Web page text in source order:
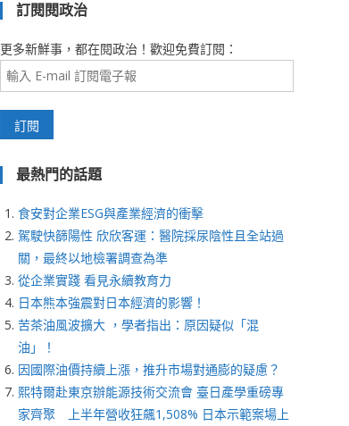
訂閱閱政治
更多新鮮事，都在閱政治！歡迎免費訂閱：
最熱門的話題
食安對企業ESG與產業經濟的衝擊
駕駛快篩陽性 欣欣客運：醫院採尿陰性且全站過
關，最終以地檢署調查為準
從企業實踐 看見永續教育力
日本熊本強震對日本經濟的影響！
苦茶油風波擴大 ，學者指出：原因疑似「混
油」！
因國際油價持續上漲，推升市場對通膨的疑慮？
熙特爾赴東京辦能源技術交流會 臺日產學重磅專
家齊聚 上半年營收狂飆1,508% 日本示範案場上